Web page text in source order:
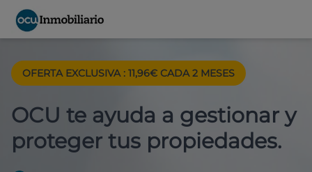
OFERTA EXCLUSIVA : 11,96€ CADA 2 MESES
OCU te ayuda a gestionar y
proteger tus propiedades.